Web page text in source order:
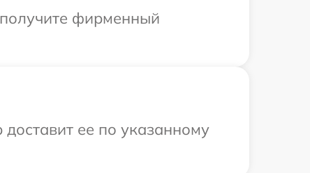
фирменный
ее по указанному